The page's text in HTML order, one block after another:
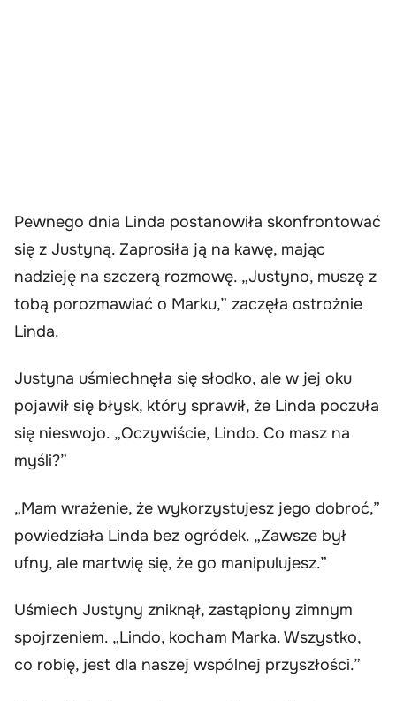
Pewnego dnia Linda postanowiła skonfrontować
się z Justyną. Zaprosiła ją na kawę, mając
nadzieję na szczerą rozmowę. „Justyno, muszę z
tobą porozmawiać o Marku,” zaczęła ostrożnie
Linda.
Justyna uśmiechnęła się słodko, ale w jej oku
pojawił się błysk, który sprawił, że Linda poczuła
się nieswojo. „Oczywiście, Lindo. Co masz na
myśli?”
„Mam wrażenie, że wykorzystujesz jego dobroć,”
powiedziała Linda bez ogródek. „Zawsze był
ufny, ale martwię się, że go manipulujesz.”
Uśmiech Justyny zniknął, zastąpiony zimnym
spojrzeniem. „Lindo, kocham Marka. Wszystko,
co robię, jest dla naszej wspólnej przyszłości.”